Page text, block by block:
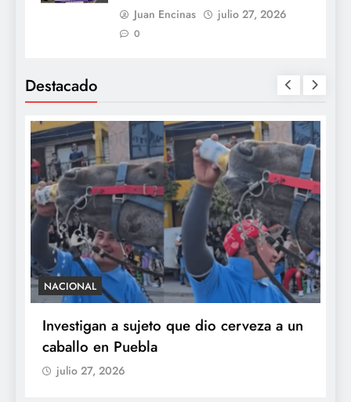
Juan Encinas julio 27, 2026
0
Destacado
NACIONAL
Investigan a sujeto que dio cerveza a un
caballo en Puebla
julio 27, 2026